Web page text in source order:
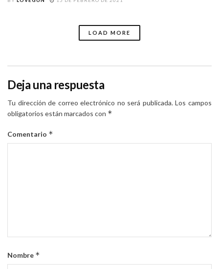
LOAD MORE
Deja una respuesta
Tu dirección de correo electrónico no será publicada. Los campos
obligatorios están marcados con *
Comentario *
Nombre *